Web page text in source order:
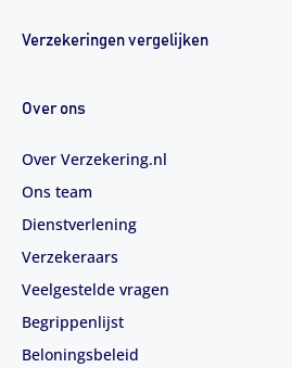
Verzekeringen vergelijken
Over ons
Over Verzekering.nl
Ons team
Dienstverlening
Verzekeraars
Veelgestelde vragen
Begrippenlijst
Beloningsbeleid